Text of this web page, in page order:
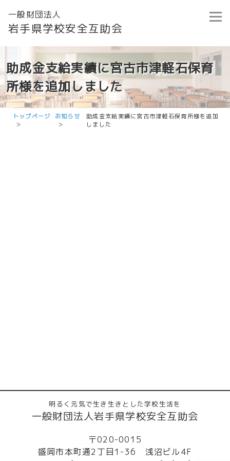
一般財団法人
岩手県学校安全互助会
助成金支給実績に宮古市津軽石保育
所様を追加しました
トップページ お知らせ
助成金支給実績に宮古市津軽石保育所様を追加
しました
明るく元気で生き生きとした学校生活を
一般財団法人岩手県学校安全互助会
〒020-0015
盛岡市本町通2丁目1-36 浅沼ビル4F